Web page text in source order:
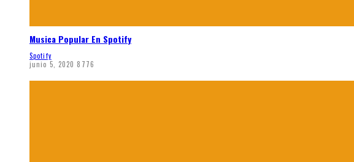
Musica Popular En Spotify
Spotify
junio 5, 2020 8776